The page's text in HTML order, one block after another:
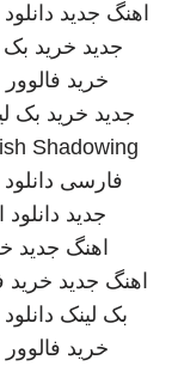
اهنگ جدید
جدید خرید بک
خرید فالوور
جدید خرید بک
Shadowing
فارسی
جدید
اهنگ جدید
اهنگ جدید خرید
بک لینک
خرید فالوور